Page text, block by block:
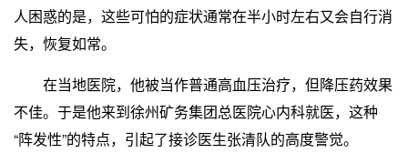
人困惑的是，这些可怕的症状通常在半小时左右又会自行消
失，恢复如常。
在当地医院，他被当作普通高血压治疗，但降压药效果
不佳。于是他来到徐州矿务集团总医院心内科就医，这种
“阵发性”的特点，引起了接诊医生张清队的高度警觉。